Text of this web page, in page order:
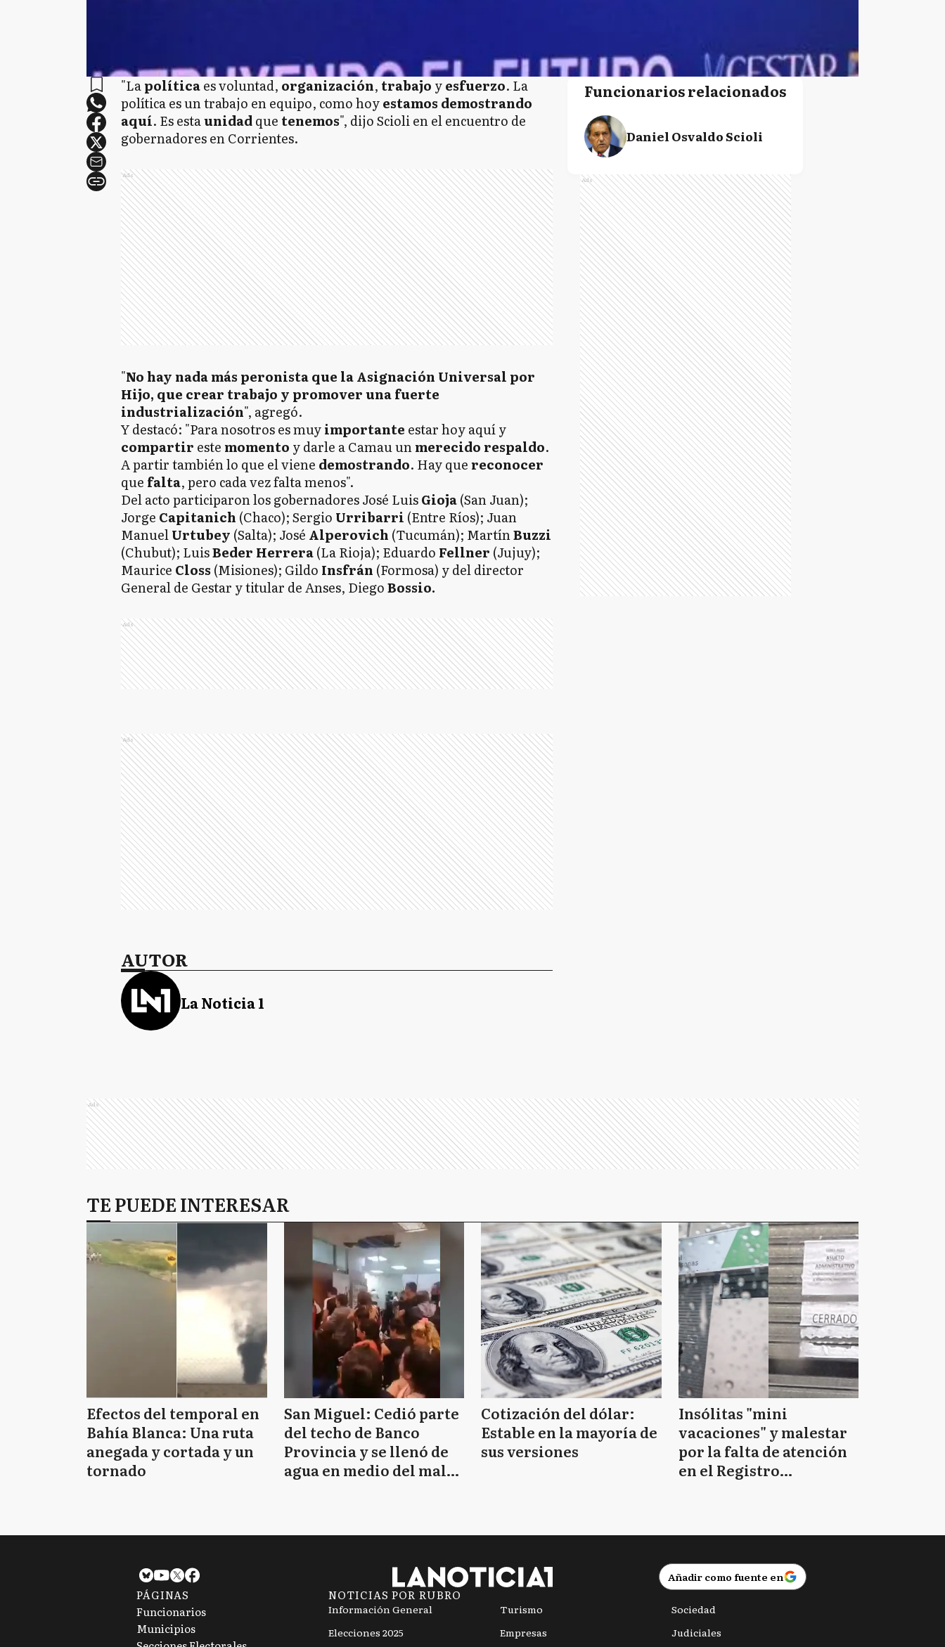
"Lapolíticaes voluntad, organización, trabajo yesfuerzo. La
política es un trabajo en equipo, como hoyestamos demostrando
aquí. Es estaunidadque tenemos", dijo Scioli en el encuentro de
gobernadores en Corrientes.
Ads
"No hay nada más peronista que la Asignación Universal por
Hijo, que crear trabajo y promover una fuerte
industrialización", agregó.
Y destacó: "Para nosotros es muyimportante estar hoy aquí y
compartir este momento y darle a Camau unmerecido respaldo.
A partir también lo que el viene demostrando. Hay que reconocer
que falta, pero cada vez falta menos".
Del acto participaron los gobernadores José LuisGioja(San Juan);
Jorge Capitanich (Chaco); Sergio Urribarri (Entre Ríos); Juan
ManuelUrtubey (Salta); José Alperovich (Tucumán); MartínBuzzi
(Chubut); LuisBeder Herrera(La Rioja); Eduardo Fellner (Jujuy);
Maurice Closs (Misiones); Gildo Insfrán (Formosa) y del director
General de Gestar y titular de Anses, DiegoBossio.
Ads
Ads
AUTOR
La Noticia 1
Funcionarios relacionados
Daniel Osvaldo Scioli
Ads
Ads
TE PUEDE INTERESAR
Efectos del temporal en
Bahía Blanca: Una ruta
anegada y cortada y un
tornado
San Miguel: Cedió parte
del techo de Banco
Provincia y se llenó de
agua en medio del mal
Cotización del dólar:
Estable en la mayoría de
sus versiones
Insólitas "mini
vacaciones" y malestar
por la falta de atención
en el Registro
Añadir como fuente en
PÁGINAS
Funcionarios
Municipios
NOTICIAS POR RUBRO
Información General
Elecciones 2025
Turismo
Empresas
Sociedad
Judiciales